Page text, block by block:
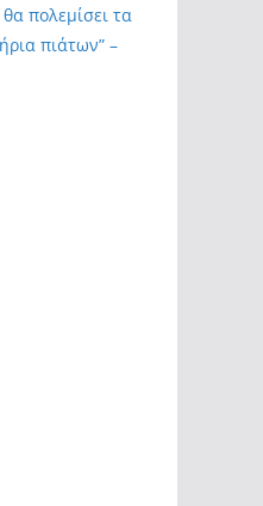
πολεμίσει τα
πιάτων” –